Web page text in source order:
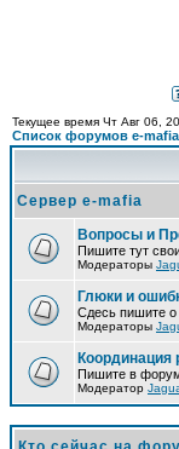
Текущее время Чт Авг 06,
Список форумов e-mafia
Сервер e-mafia
Вопросы и
Пишите тут
Модераторы
Глюки и
Сдесь пишите о
Модераторы
Координация
Пишите в форум
Модератор